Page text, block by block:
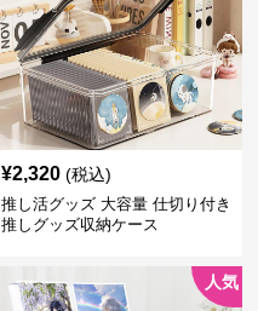
¥2,320 (税込)
推し活グッズ 大容量 仕切り付き
推しグッズ収納ケース
人気